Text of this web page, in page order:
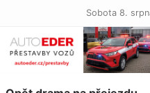
Sobota 8.